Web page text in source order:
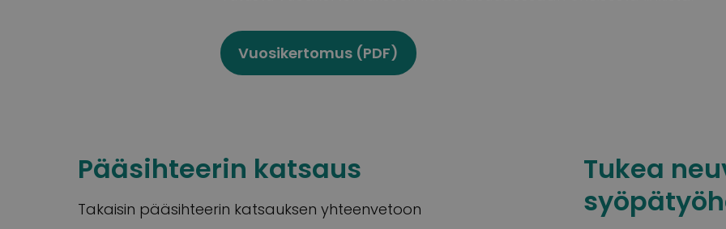
Vuosikertomus (PDF)
Pääsihteerin katsaus
Takaisin pääsihteerin katsauksen yhteenvetoon
Tukea